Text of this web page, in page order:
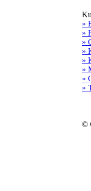
»
»
»
»
»
»
»
»
©